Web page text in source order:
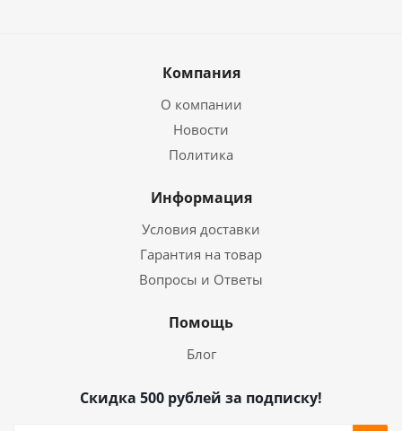
Компания
О компании
Новости
Политика
Информация
Условия доставки
Гарантия на товар
Вопросы и Ответы
Помощь
Блог
Скидка 500 рублей за подписку!